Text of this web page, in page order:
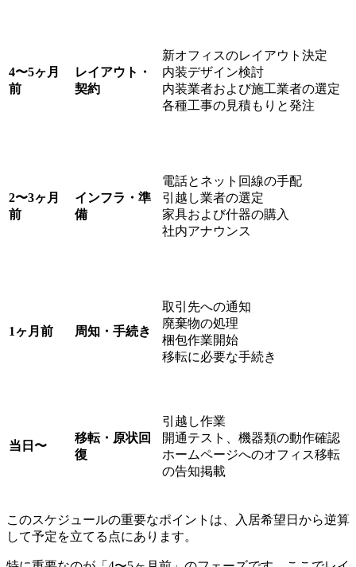
4〜5ヶ月
前
レイアウト・
契約
新オフィスのレイアウト決定
内装デザイン検討
内装業者および施工業者の選定
各種工事の見積もりと発注
2〜3ヶ月
前
インフラ・準
備
電話とネット回線の手配
引越し業者の選定
家具および什器の購入
社内アナウンス
1ヶ月前 周知・手続き
取引先への通知
廃棄物の処理
梱包作業開始
移転に必要な手続き
当日〜
移転・原状回
復
引越し作業
開通テスト、機器類の動作確認
ホームページへのオフィス移転
の告知掲載
このスケジュールの重要なポイントは、入居希望日から逆算
して予定を立てる点にあります。